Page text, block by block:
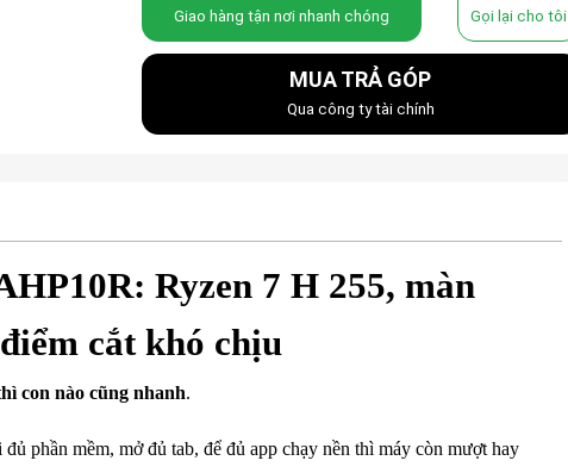
Giao hàng tận nơi nhanh chóng Gọi lại cho tôi
MUA TRẢ GÓP
Qua công ty tài chính
Ryzen 7 H 255, màn
cắt khó chịu
con nào cũng nhanh.
phần mềm, mở đủ tab, để đủ app chạy nền thì máy còn mượt hay